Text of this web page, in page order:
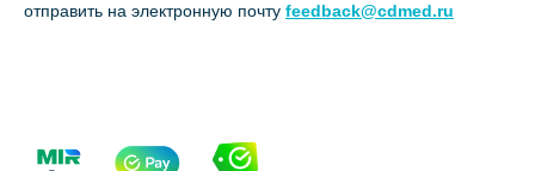
отправить на электронную почту feedback@cdmed.ru